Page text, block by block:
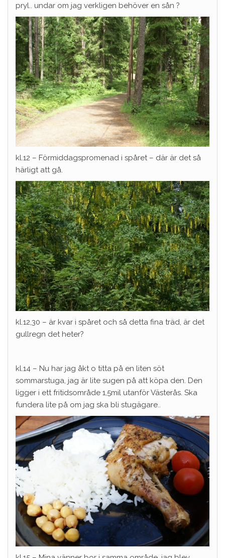
pryl.. undar om jag verkligen behöver en sån ?
kl.12 – Förmiddagspromenad i spåret – där är det så
härligt att gå.
kl.12,30 – är kvar i spåret och så detta fina träd, är det
gullregn det heter?
kl.14 – Nu har jag åkt o titta på en liten söt
sommarstuga, jag är lite sugen på att köpa den. Den
ligger i ett fritidsområde 1,5mil utanför Västerås. Ska
fundera lite på om jag ska bli stugägare..